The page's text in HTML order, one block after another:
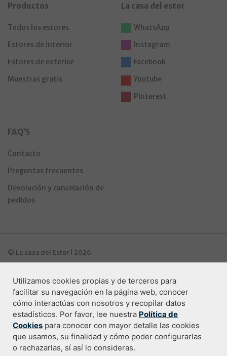
Productos
Todos los estores
Estores de interior
Estores de exterior
Muestras gratis
La casa del estor
WhatsApp
Instagram
Facebook
Youtube
Pinterest
FAQ’S
Contacto
Preguntas frecuentes
Devolución y cancelación de
pedidos
© La casa del Estor | 2026
Programa de ayudas Industria Digitala
Condiciones de compra
Política de privacidad
Utilizamos cookies propias y de terceros para
facilitar su navegación en la página web, conocer
cómo interactúas con nosotros y recopilar datos
estadísticos. Por favor, lee nuestra Política de
Cookies para conocer con mayor detalle las cookies
que usamos, su finalidad y cómo poder configurarlas
o rechazarlas, sí así lo consideras.